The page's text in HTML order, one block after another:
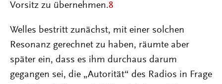
Vorsitz zu übernehmen.8
Welles bestritt zunächst, mit einer solchen
Resonanz gerechnet zu haben, räumte aber
später ein, dass es ihm durchaus darum
gegangen sei, die „Autorität“ des Radios in Frage